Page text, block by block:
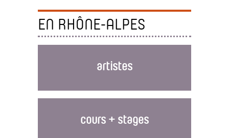
EN RHÔNE-ALPES
artistes
cours + stages